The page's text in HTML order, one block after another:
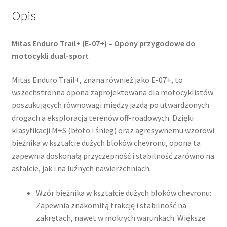
Opis
Mitas Enduro Trail+ (E-07+) – Opony przygodowe do
motocykli dual-sport
Mitas Enduro Trail+, znana również jako E-07+, to
wszechstronna opona zaprojektowana dla motocyklistów
poszukujących równowagi między jazdą po utwardzonych
drogach a eksploracją terenów off-roadowych. Dzięki
klasyfikacji M+S (błoto i śnieg) oraz agresywnemu wzorowi
bieżnika w kształcie dużych bloków chevronu, opona ta
zapewnia doskonałą przyczepność i stabilność zarówno na
asfalcie, jak i na luźnych nawierzchniach.
Wzór bieżnika w kształcie dużych bloków chevronu:
Zapewnia znakomitą trakcję i stabilność na
zakrętach, nawet w mokrych warunkach. Większe